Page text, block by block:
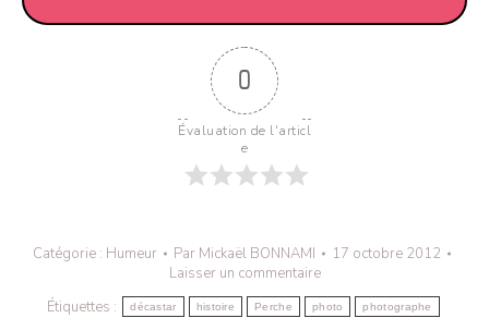
0
Évaluation de l'articl
e
Catégorie : Humeur Par Mickaël BONNAMI
17 octobre 2012
Laisser un commentaire
Étiquettes :
décastar histoire Perche photo photographe